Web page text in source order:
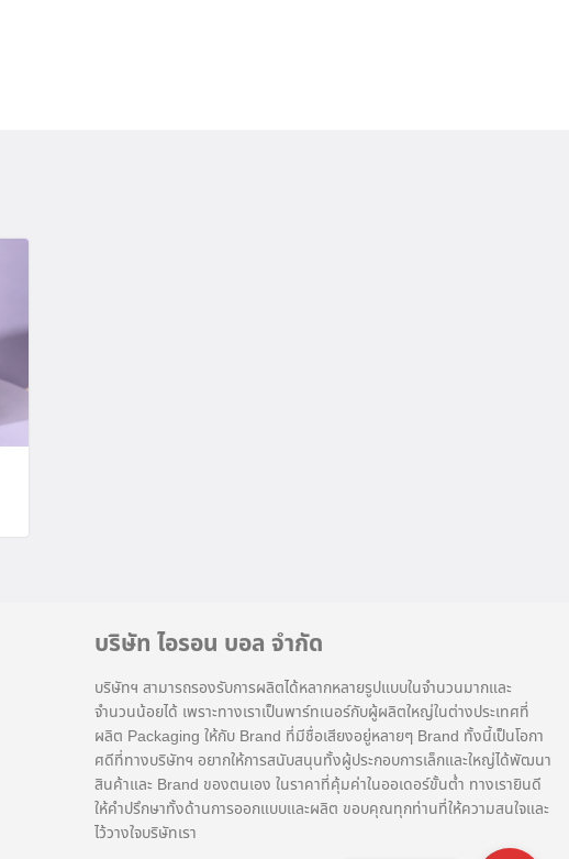
บริษัท ไอรอน บอล จำกัด
บริษัทฯ สามารถรองรับการผลิตได้หลากหลายรูปแบบในจำนวนมากและ
จำนวนน้อยได้ เพราะทางเราเป็นพาร์ทเนอร์กับผู้ผลิตใหญ่ในต่างประเทศที่
ผลิต Packaging ให้กับ Brand ที่มีชื่อเสียงอยู่หลายๆ Brand ทั้งนี้เป็นโอกา
ศดีที่ทางบริษัทฯ อยากให้การสนับสนุนทั้งผู้ประกอบการเล็กและใหญ่ได้พัฒนา
สินค้าและ Brand ของตนเอง ในราคาที่คุ้มค่าในออเดอร์ขั้นต่ำ ทางเรายินดี
ให้คำปรึกษาทั้งด้านการออกแบบและผลิต ขอบคุณทุกท่านที่ให้ความสนใจและ
ไว้วางใจบริษัทเรา